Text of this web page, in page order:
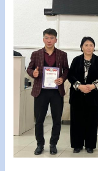
сүйүктүү
жаштар,
майрамыңар
кут
болсун!